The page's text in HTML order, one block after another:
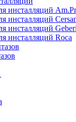
инсталляций
инсталляций
инсталляций
инсталляций Roca